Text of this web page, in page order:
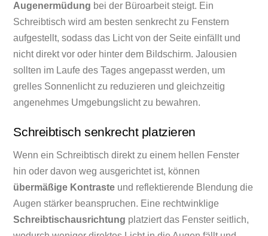
Augenermüdung bei der Büroarbeit steigt. Ein
Schreibtisch wird am besten senkrecht zu Fenstern
aufgestellt, sodass das Licht von der Seite einfällt und
nicht direkt vor oder hinter dem Bildschirm. Jalousien
sollten im Laufe des Tages angepasst werden, um
grelles Sonnenlicht zu reduzieren und gleichzeitig
angenehmes Umgebungslicht zu bewahren.
Schreibtisch senkrecht platzieren
Wenn ein Schreibtisch direkt zu einem hellen Fenster
hin oder davon weg ausgerichtet ist, können
übermäßige Kontraste und reflektierende Blendung die
Augen stärker beanspruchen. Eine rechtwinklige
Schreibtischausrichtung platziert das Fenster seitlich,